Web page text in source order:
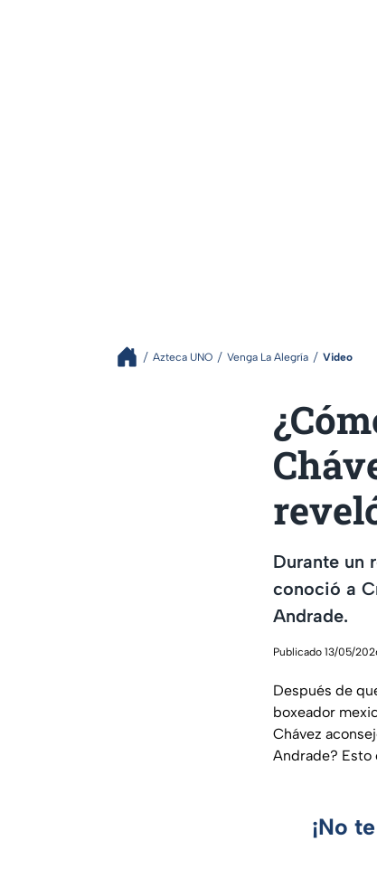
Azteca UNO Venga La Alegría Video
Durante un
conoció a
Andrade.
Publicado 13/05/
Después de
boxeador
Chávez
Andrade? Esto
¡No